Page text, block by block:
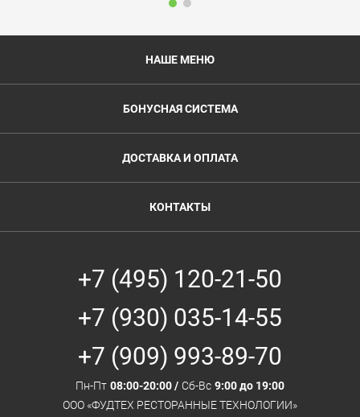
НАШЕ МЕНЮ
БОНУСНАЯ СИСТЕМА
ДОСТАВКА И ОПЛАТА
КОНТАКТЫ
+7 (495) 120-21-50
+7 (930) 035-14-55
+7 (909) 993-89-70
Пн-Пт 08:00-20:00 / Сб-Вс 9:00 до 19:00
ООО «ФУДТЕХ РЕСТОРАННЫЕ ТЕХНОЛОГИИ»